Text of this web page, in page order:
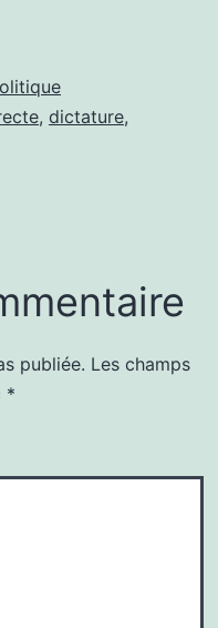
, dictature,
publiée. Les champs
*